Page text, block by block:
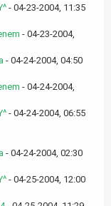
- 04-23-2004, 11:35
- 04-23-2004,
- 04-24-2004, 04:50
- 04-24-2004,
- 04-24-2004, 06:55
- 04-24-2004, 02:30
- 04-25-2004, 12:00